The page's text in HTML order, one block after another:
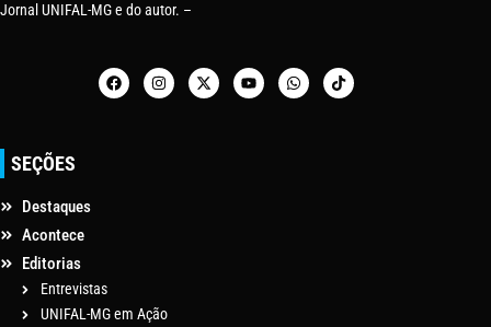
Jornal UNIFAL-MG e do autor. –
SEÇÕES
Destaques
Acontece
Editorias
Entrevistas
UNIFAL-MG em Ação